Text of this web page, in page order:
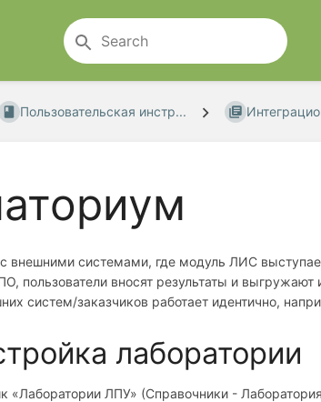
Пользовательская инстр...
внешними системами, где модуль ЛИС
пользователи вносят результаты и
систем/заказчиков работает идентично,
лаборатории
«Лаборатории ЛПУ» (Справочники -